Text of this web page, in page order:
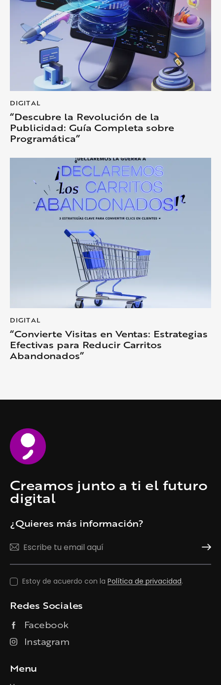
DIGITAL
“Descubre la Revolución de la
Publicidad: Guía Completa sobre
Programática”
DIGITAL
“Convierte Visitas en Ventas: Estrategias
Efectivas para Reducir Carritos
Abandonados”
Creamos junto a ti el futuro
digital
¿Quieres más información?
Estoy de acuerdo con la Política de privacidad.
Redes Sociales
Facebook
Instagram
Menu